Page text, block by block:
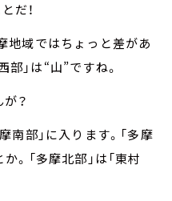
だ！
地域ではちょっと差があ
部」は“山”ですね。
が？
摩南部」に入ります。「多摩
。「多摩北部」は「東村